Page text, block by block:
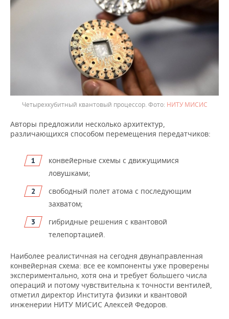
Четырехкубитный квантовый процессор. НИТУ МИСИС
Авторы предложили несколько архитектур,
различающихся способом перемещения передатчиков:
конвейерные схемы с движущимися
ловушками;
свободный полет атома с последующим
захватом;
гибридные решения с квантовой
телепортацией.
Наиболее реалистичная на сегодня двунаправленная
конвейерная схема: все ее компоненты уже проверены
экспериментально, хотя она и требует большего числа
операций и потому чувствительна к точности вентилей,
отметил директор Института физики и квантовой
инженерии НИТУ МИСИС Алексей Федоров.